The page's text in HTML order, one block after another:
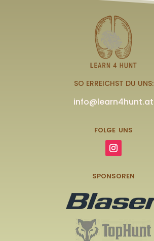
SO ERREICHST DU UNS:
info@learn4hunt.at
FOLGE UNS
SPONSOREN